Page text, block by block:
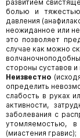
развитием
болью и
давления
неожиданное или
это позволяет
случае как можно
стороны суставов и
Неизвестно
определить
слабость в руках
активности,
заболевания c
утомляемостью,
(миастения гравис);